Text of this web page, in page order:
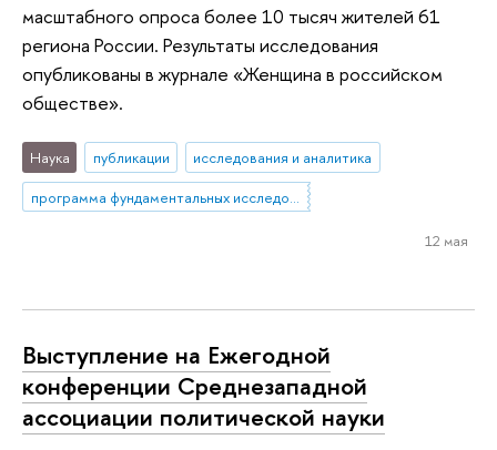
масштабного опроса более 10 тысяч жителей 61
региона России. Результаты исследования
опубликованы в журнале «Женщина в российском
обществе».
Наука публикации
исследования и аналитика
12 мая
Выступление на Ежегодной
конференции Среднезападной
ассоциации политической науки